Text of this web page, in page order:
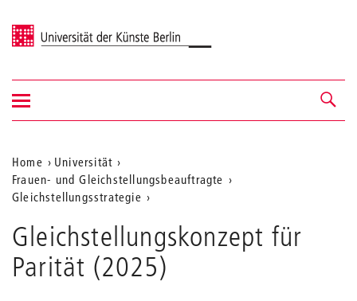
Universität der Künste Berlin
Navigation &
Suche
Navigation
ein-/ausblenden
Aktuelle
Position
der
Webseite
Home
Universität
Frauen- und Gleichstellungsbeauftragte
Gleichstellungsstrategie
Gleichstellungskonzept für
Parität (2025)